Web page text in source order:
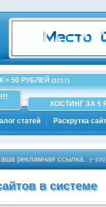
= 50 РУБЛЕЙ (3217)
ХОСТИНГ ЗА 5
статей Раскрутка
ссылка..(~100)
в системе